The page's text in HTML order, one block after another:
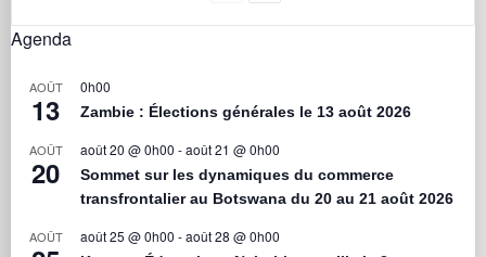
Agenda
AOÛT
13
0h00
Zambie : Élections générales le 13 août 2026
AOÛT
20
août 20 @ 0h00 -août 21 @ 0h00
Sommet sur les dynamiques du commerce
transfrontalier au Botswana du 20 au 21 août 2026
AOÛT août 25 @ 0h00 -août 28 @ 0h00